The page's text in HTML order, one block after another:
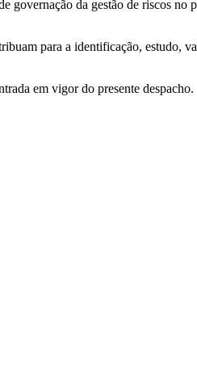
da gestão de riscos
para a identificação, estudo,
em vigor do presente despacho.